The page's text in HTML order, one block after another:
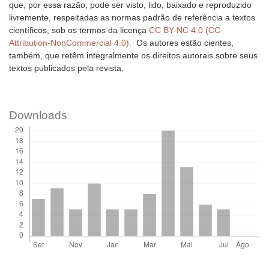
que, por essa razão, pode ser visto, lido, baixado e reproduzido
livremente, respeitadas as normas padrão de referência a textos
científicos, sob os termos da licença CC BY-NC 4.0 (CC
Attribution-NonCommercial 4.0). Os autores estão cientes,
também, que retêm integralmente os direitos autorais sobre seus
textos publicados pela revista.
Downloads